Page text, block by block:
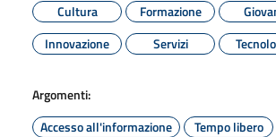
Cultura
Formazione
Innovazione
Servizi
Argomenti:
Accesso all'informazione
Tempo libero